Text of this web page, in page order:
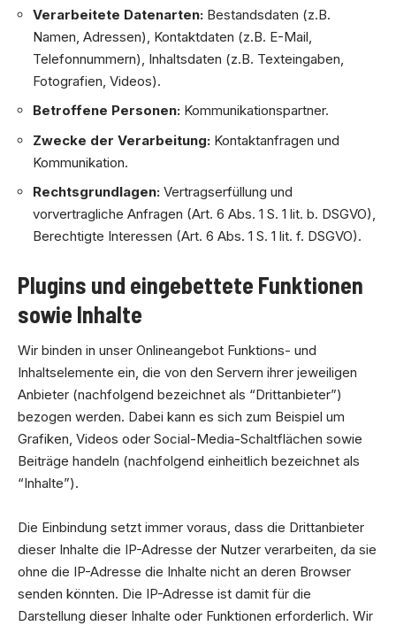
Verarbeitete Datenarten: Bestandsdaten (z.B.
Namen, Adressen), Kontaktdaten (z.B. E-Mail,
Telefonnummern), Inhaltsdaten (z.B. Texteingaben,
Fotografien, Videos).
Betroffene Personen: Kommunikationspartner.
Zwecke der Verarbeitung: Kontaktanfragen und
Kommunikation.
Rechtsgrundlagen: Vertragserfüllung und
vorvertragliche Anfragen (Art. 6 Abs. 1 S. 1 lit. b. DSGVO),
Berechtigte Interessen (Art. 6 Abs. 1 S. 1 lit. f. DSGVO).
Plugins und eingebettete Funktionen
sowie Inhalte
Wir binden in unser Onlineangebot Funktions- und
Inhaltselemente ein, die von den Servern ihrer jeweiligen
Anbieter (nachfolgend bezeichnet als “Drittanbieter”)
bezogen werden. Dabei kann es sich zum Beispiel um
Grafiken, Videos oder Social-Media-Schaltflächen sowie
Beiträge handeln (nachfolgend einheitlich bezeichnet als
“Inhalte”).
Die Einbindung setzt immer voraus, dass die Drittanbieter
dieser Inhalte die IP-Adresse der Nutzer verarbeiten, da sie
ohne die IP-Adresse die Inhalte nicht an deren Browser
senden könnten. Die IP-Adresse ist damit für die
Darstellung dieser Inhalte oder Funktionen erforderlich. Wir